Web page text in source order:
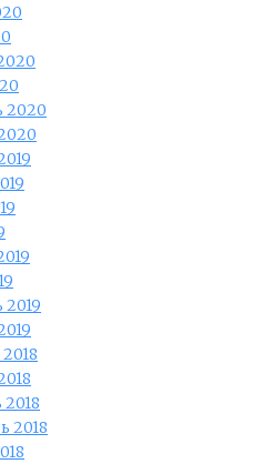
2020
2018